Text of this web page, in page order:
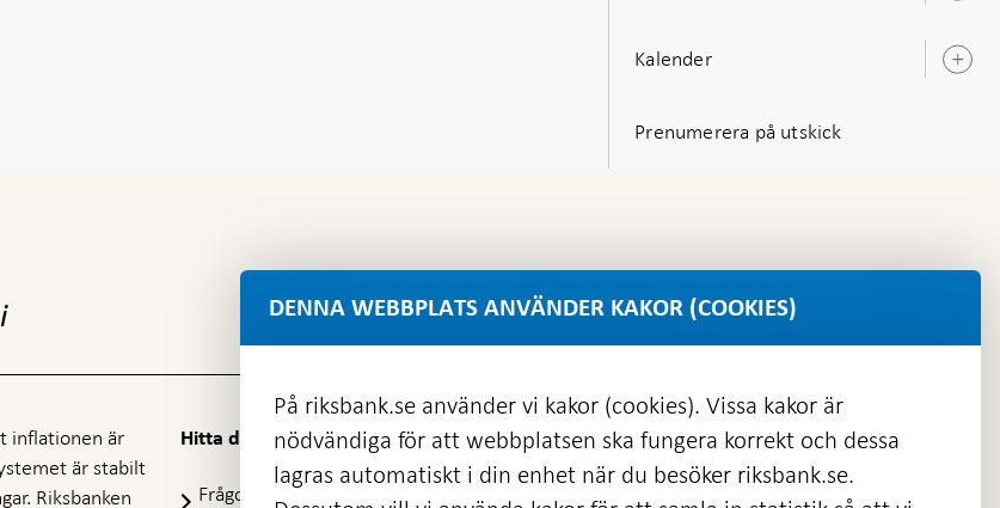
Kalender
Prenumerera på utskick
inflationen är
är stabilt
Riksbanken
Hitta direkt
Frågor och svar
DENNA WEBBPLATS ANVÄNDER KAKOR (COOKIES)
På riksbank.se använder vi kakor (cookies). Vissa kakor är
nödvändiga för att webbplatsen ska fungera korrekt och dessa
lagras automatiskt i din enhet när du besöker riksbank.se.